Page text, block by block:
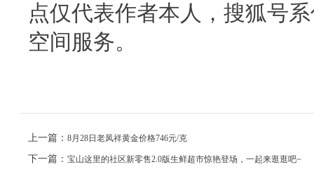
点仅代表作者本人，搜狐号
空间服务。
上一篇： 8月28日老凤祥黄金价格746元/克
下一篇： 宝山这里的社区新零售2.0版生鲜超市惊艳登场，一起来逛逛吧~